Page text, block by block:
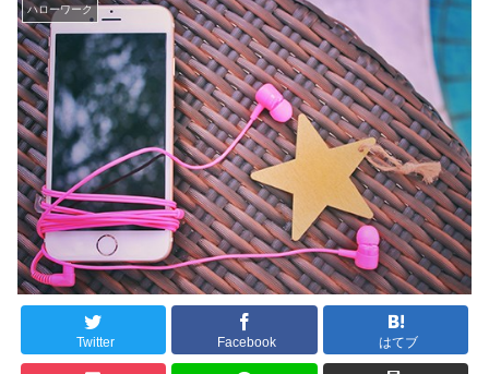
ハローワーク
Twitter Facebook はてブ